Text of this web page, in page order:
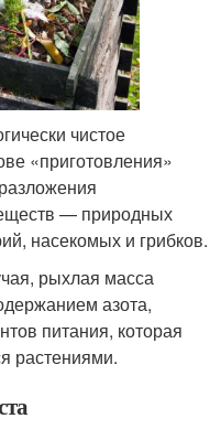
чистое
«приготовления»
— природных
насекомых и грибков.
рыхлая масса
азота,
питания, которая
растениями.